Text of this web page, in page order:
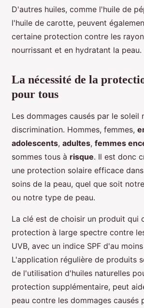
D'autres huiles, comme l'huile de
l'huile de carotte, peuvent
certaine protection contre les
nourrissant et en hydratant la peau.
La nécessité de la
pour tous
Les dommages causés par le soleil
discrimination. Hommes, femmes,
adolescents, adultes, femmes
sommes tous à risque. Il est donc
une protection solaire efficace
soins de la peau, quel que soit
ou notre type de peau.
La clé est de choisir un produit qui
protection à large spectre contre
UVB, avec un indice SPF d'au
L'application régulière de produits
de l'utilisation d'huiles naturelles
protection supplémentaire, peut
peau contre les dommages causés